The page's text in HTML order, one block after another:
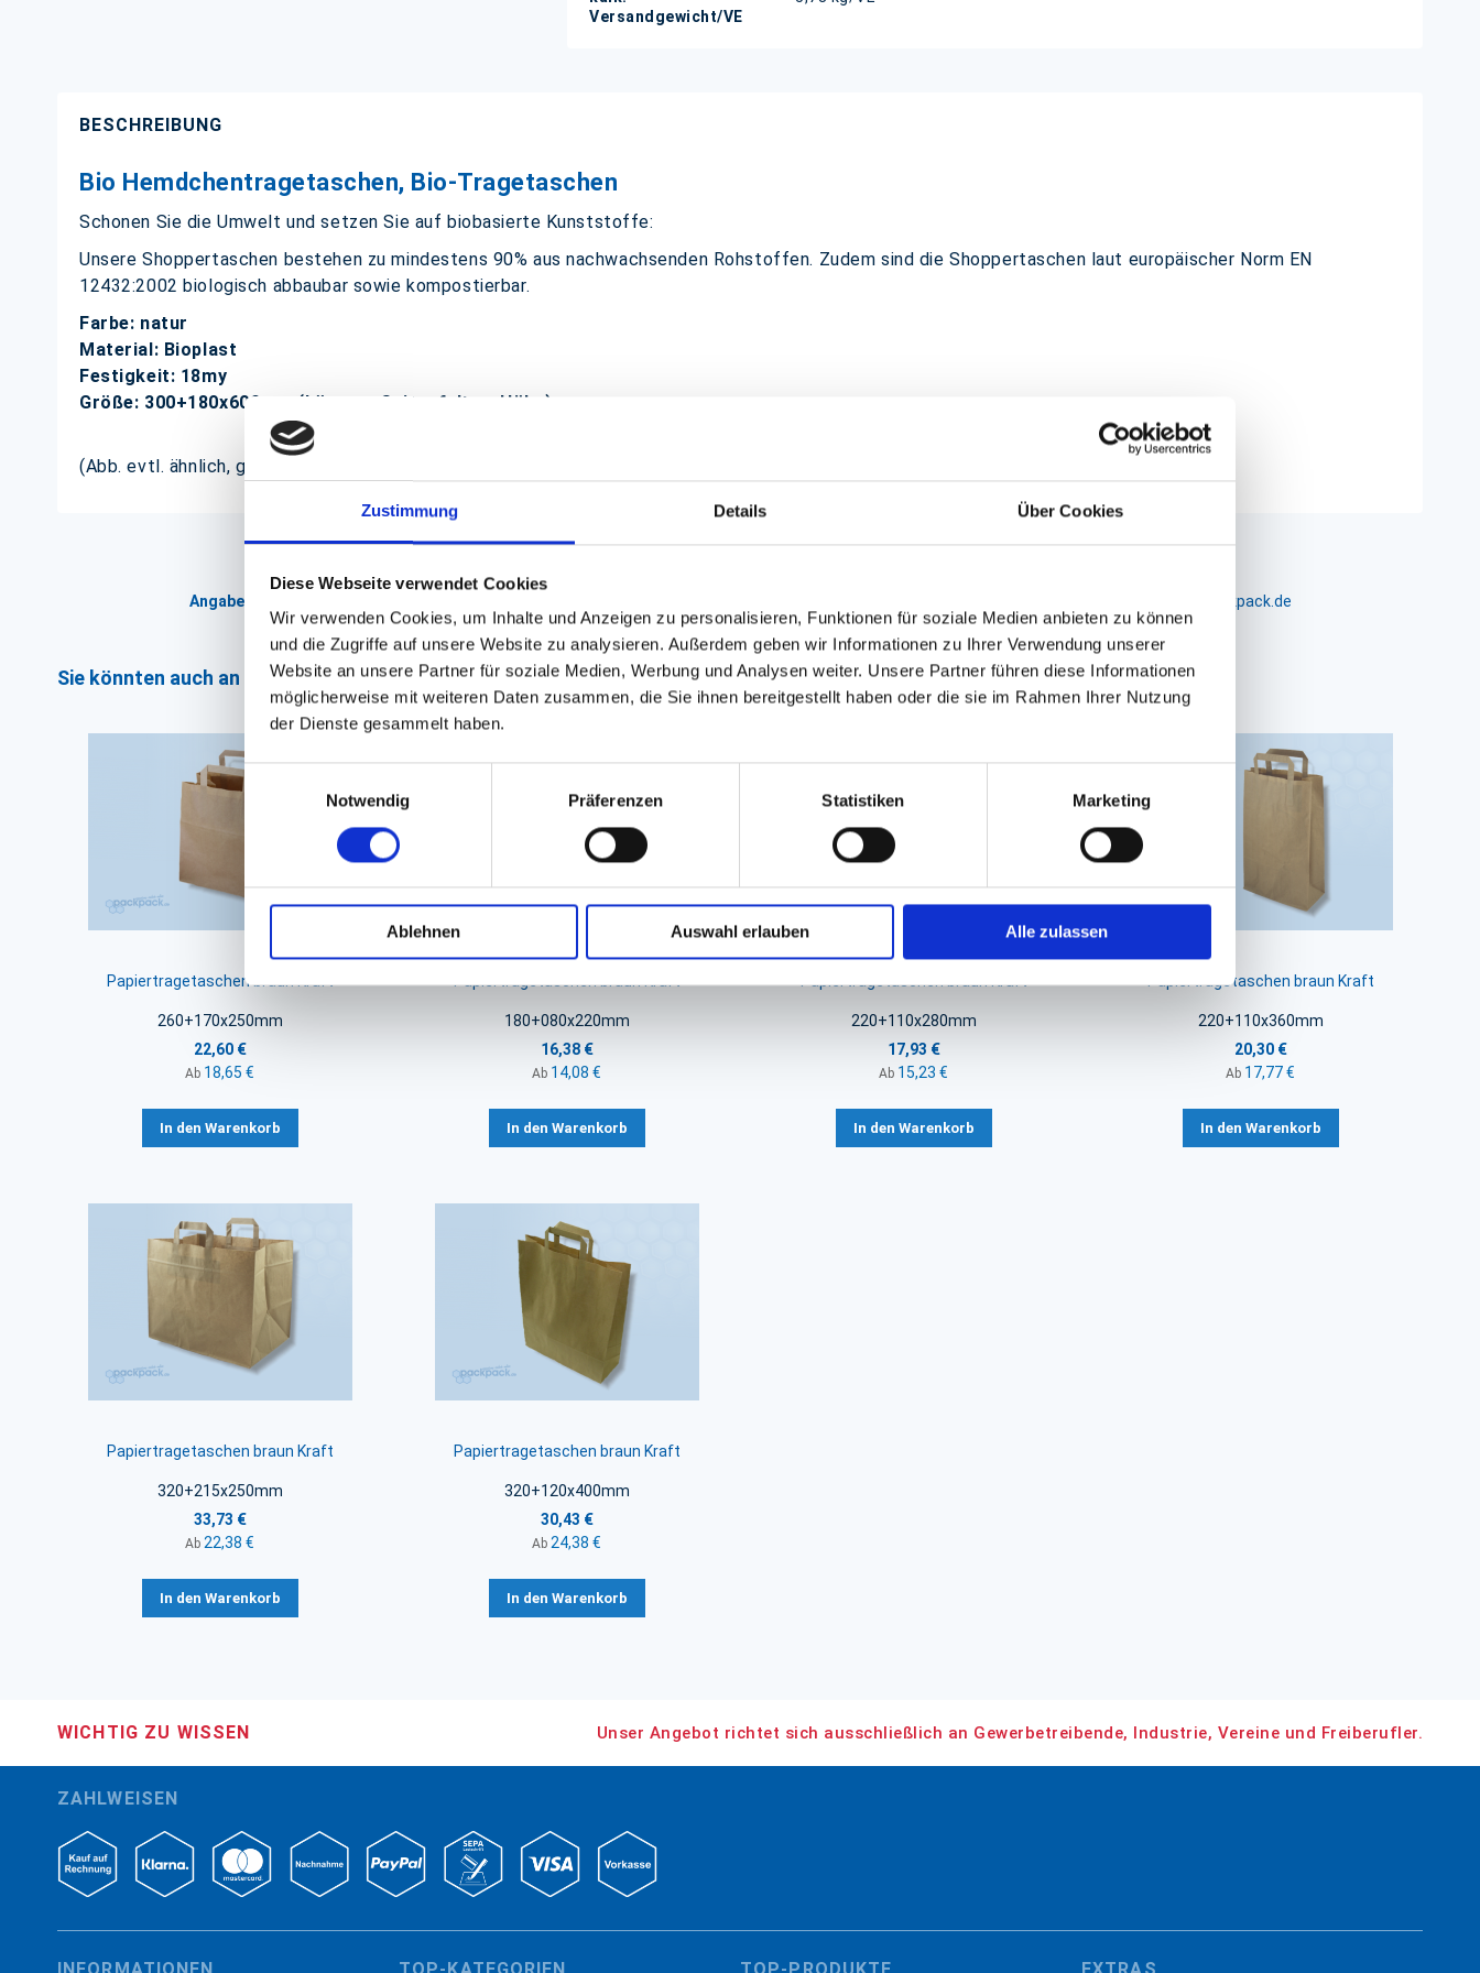
Zustimmung Details Über Cookies
Diese Webseite verwendet Cookies
Wir verwenden Cookies, um Inhalte und Anzeigen zu personalisieren, Funktionen für soziale Medien anbieten zu können
und die Zugriffe auf unsere Website zu analysieren. Außerdem geben wir Informationen zu Ihrer Verwendung unserer
Website an unsere Partner für soziale Medien, Werbung und Analysen weiter. Unsere Partner führen diese Informationen
möglicherweise mit weiteren Daten zusammen, die Sie ihnen bereitgestellt haben oder die sie im Rahmen Ihrer Nutzung
der Dienste gesammelt haben.
Einwilligungsauswahl
Notwendig
Präferenzen Statistiken Marketing
Ablehnen Auswahl erlauben Alle zulassen
Versandgewicht/VE
BESCHREIBUNG
Bio Hemdchentragetaschen, Bio-Tragetaschen
Schonen Sie die Umwelt und setzen Sie auf biobasierte Kunststoffe:
Unsere Shoppertaschen bestehen zu mindestens 90% aus nachwachsenden Rohstoffen. Zudem sind die Shoppertaschen laut europäischer Norm EN
12432:2002 biologisch abbaubar sowie kompostierbar.
Farbe: natur
Material: Bioplast
Festigkeit: 18my
Größe: 300+180x600mm (Länge + Seitenfalte x Höhe)
(Abb. evtl. ähnlich, ggf. ohne Dekoration, Motiv kann variieren)
Angaben zur Informationspflichten der GPSR Produktsicherheitsverordnung: packpack.de GmbH, Am Bullhamm 24-26, D-26441 Jever, info@packpack.de
Sie könnten auch an folgenden Artikeln interessiert sein
Papiertragetaschen braun Kraft
260+170x250mm
22,60 €
Ab 18,65 €
In den Warenkorb
Papiertragetaschen braun Kraft
180+080x220mm
16,38 €
Ab 14,08 €
In den Warenkorb
Papiertragetaschen braun Kraft
220+110x280mm
17,93 €
Ab 15,23 €
In den Warenkorb
Papiertragetaschen braun Kraft
220+110x360mm
20,30 €
Ab 17,77 €
In den Warenkorb
Papiertragetaschen braun Kraft
320+215x250mm
33,73 €
Ab 22,38 €
In den Warenkorb
Papiertragetaschen braun Kraft
320+120x400mm
30,43 €
Ab 24,38 €
In den Warenkorb
WICHTIG ZU WISSEN Unser Angebot richtet sich ausschließlich an Gewerbetreibende, Industrie, Vereine und Freiberufler.
ZAHLWEISEN